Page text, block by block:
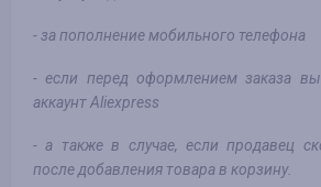
- за пополнение мобильного телефона
- если перед оформлением заказа
аккаунт Aliexpress
- а также в случае, если продавец
после добавления товара в корзину.